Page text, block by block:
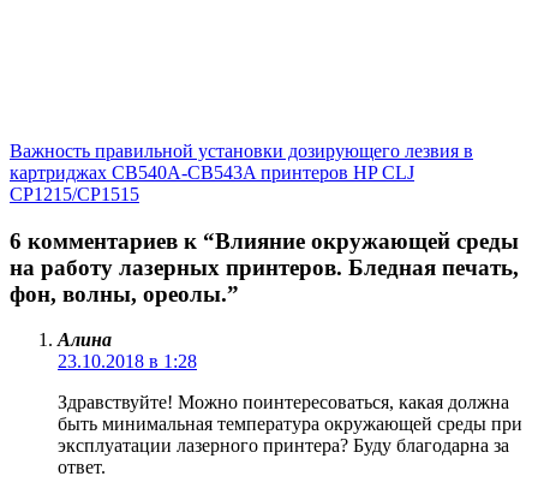
Важность правильной установки дозирующего лезвия в
картриджах CB540A-CB543A принтеров HP CLJ
CP1215/CP1515
6 комментариев к “Влияние окружающей среды
на работу лазерных принтеров. Бледная печать,
фон, волны, ореолы.”
Алина
23.10.2018 в 1:28
Здравствуйте! Можно поинтересоваться, какая должна
быть минимальная температура окружающей среды при
эксплуатации лазерного принтера? Буду благодарна за
ответ.